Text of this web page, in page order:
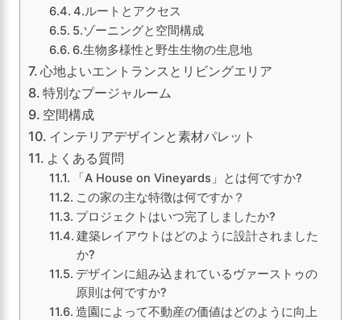
4.ルートとアクセス
5.ゾーニングと空間構成
6.生物多様性と野生生物の生息地
心地よいエントランスとリビングエリア
特別なプージャルーム
空間構成
インテリアデザインと素材パレット
よくある質問
「A House on Vineyards」とは何ですか?
この家の主な特徴は何ですか？
プロジェクトはいつ完了しましたか?
建築レイアウトはどのように設計されました
か?
デザインに組み込まれているヴァーストゥの
原則は何ですか?
造園によって不動産の価値はどのように向上